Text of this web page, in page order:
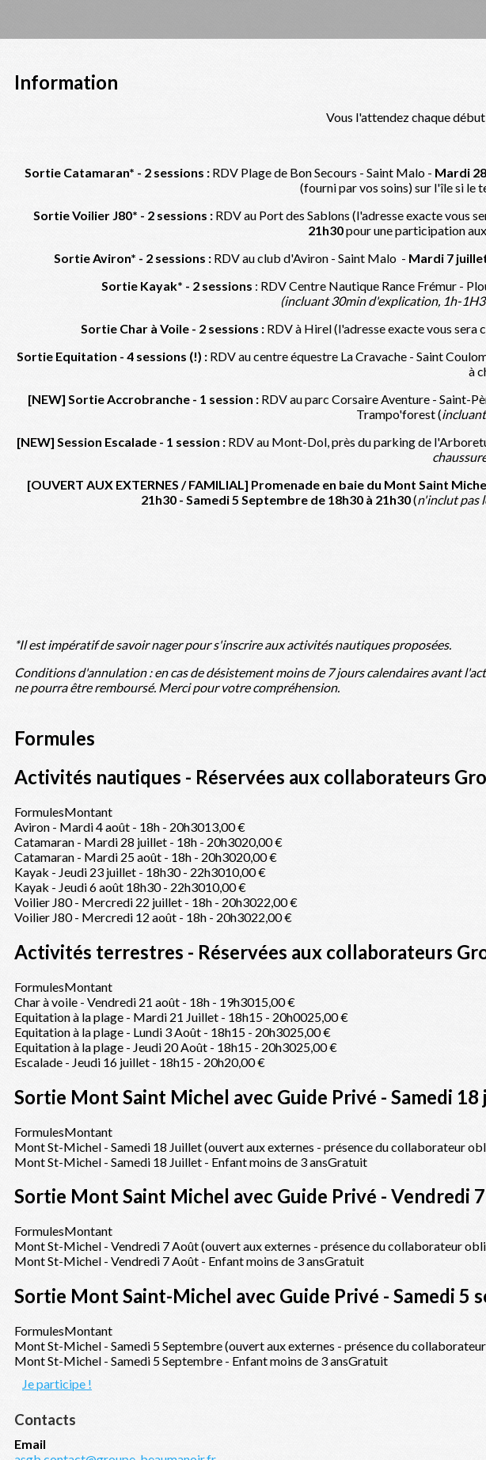
Information
Vous l'attendez chaque
Sortie Catamaran* - 2 sessions : RDV Plage de Bon Secours - Saint Malo - Mardi
(fourni par vos soins) sur l'île si le
Sortie Voilier J80* - 2 sessions :RDV au Port des Sablons (l'adresse exacte vous
21h30pour une participation
Sortie Aviron* - 2 sessions :RDV au club d'Aviron - Saint Malo - Mardi 7
Sortie Kayak* - 2 sessions : RDV Centre Nautique Rance Frémur -
(incluant 30min d'explication, 1h-
Sortie Char à Voile - 2 sessions :RDV à Hirel (l'adresse exacte vous sera
Sortie Equitation - 4 sessions (!) : RDV au centre équestre La Cravache - Saint
à
[NEW] Sortie Accrobranche - 1 session : RDV au parc Corsaire Aventure - Saint-
Trampo'forest (
[NEW] Session Escalade - 1 session :RDV au Mont-Dol, près du parking de
[OUVERT AUX EXTERNES / FAMILIAL] Promenade en baie du Mont Saint
21h30 - Samedi 5 Septembre de 18h30 à 21h30(n'inclut pas
*Il est impératif de savoir nager pour s'inscrire aux activités nautiques proposées.
Conditions d'annulation : en cas de désistement moins de 7 jours calendaires avant
ne pourra être remboursé. Merci pour votre compréhension.
Formules
Activités nautiques - Réservées aux collaborateurs
FormulesMontant
Aviron - Mardi 4 août - 18h - 20h3013,00 €
Catamaran - Mardi 28 juillet - 18h - 20h3020,00 €
Catamaran - Mardi 25 août - 18h - 20h3020,00 €
Kayak - Jeudi 23 juillet - 18h30 - 22h3010,00 €
Kayak - Jeudi 6 août 18h30 - 22h3010,00 €
Voilier J80 - Mercredi 22 juillet - 18h - 20h3022,00 €
Voilier J80 - Mercredi 12 août - 18h - 20h3022,00 €
Activités terrestres - Réservées aux collaborateurs
FormulesMontant
Char à voile - Vendredi 21 août - 18h - 19h3015,00 €
Equitation à la plage - Mardi 21 Juillet - 18h15 - 20h0025,00 €
Equitation à la plage - Lundi 3 Août - 18h15 - 20h3025,00 €
Equitation à la plage - Jeudi 20 Août - 18h15 - 20h3025,00 €
Escalade - Jeudi 16 juillet - 18h15 - 20h20,00 €
Sortie Mont Saint Michel avec Guide Privé - Samedi
FormulesMontant
Mont St-Michel - Samedi 18 Juillet (ouvert aux externes - présence du collaborateur
Mont St-Michel - Samedi 18 Juillet - Enfant moins de 3 ansGratuit
Sortie Mont Saint Michel avec Guide Privé - Vendredi
FormulesMontant
Mont St-Michel - Vendredi 7 Août (ouvert aux externes - présence du collaborateur
Mont St-Michel - Vendredi 7 Août - Enfant moins de 3 ansGratuit
Sortie Mont Saint-Michel avec Guide Privé - Samedi 5
FormulesMontant
Mont St-Michel - Samedi 5 Septembre (ouvert aux externes - présence du
Mont St-Michel - Samedi 5 Septembre - Enfant moins de 3 ansGratuit
Je participe !
Contacts
Email